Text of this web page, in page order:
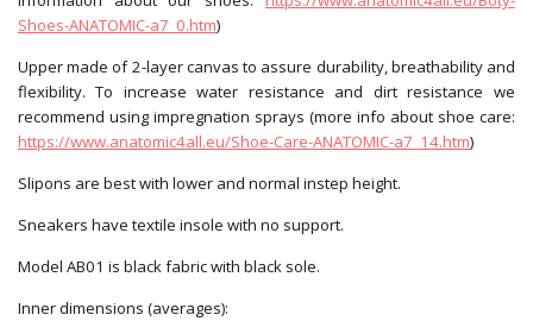
Shoes-ANATOMIC-a7_0.htm)
Upper made of 2-layer canvas to assure durability, breathability and
flexibility. To increase water resistance and dirt resistance we
recommend using impregnation sprays (more info about shoe care:
https://www.anatomic4all.eu/Shoe-Care-ANATOMIC-a7_14.htm)
Slipons are best with lower and normal instep height.
Sneakers have textile insole with no support.
Model AB01 is black fabric with black sole.
Inner dimensions (averages):